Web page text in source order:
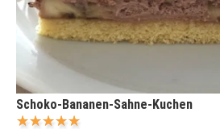
Schoko-Bananen-Sahne-Kuchen